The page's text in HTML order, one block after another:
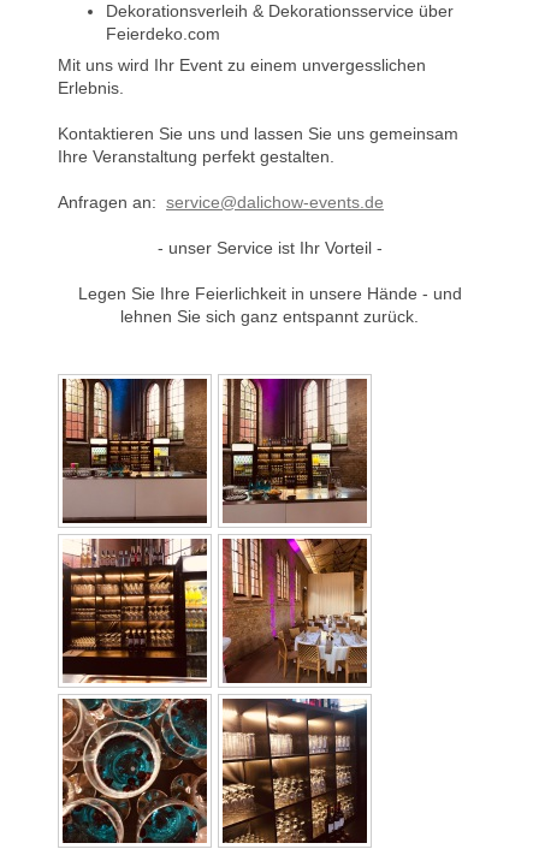
Dekorationsverleih & Dekorationsservice über
Feierdeko.com
Mit uns wird Ihr Event zu einem unvergesslichen
Erlebnis.
Kontaktieren Sie uns und lassen Sie uns gemeinsam
Ihre Veranstaltung perfekt gestalten.
Anfragen an: service@dalichow-events.de
- unser Service ist Ihr Vorteil -
Legen Sie Ihre Feierlichkeit in unsere Hände - und
lehnen Sie sich ganz entspannt zurück.